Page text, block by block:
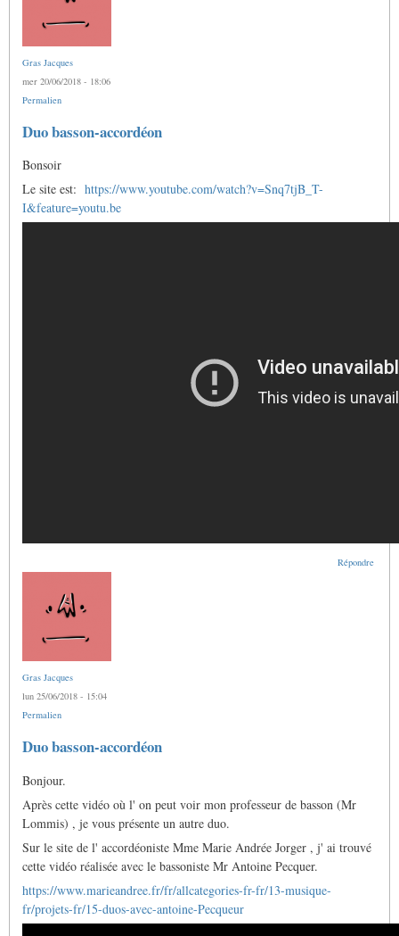
Gras Jacques
mer 20/06/2018 - 18:06
Permalien
Duo basson-accordéon
Bonsoir
Le site est: https://www.youtube.com/watch?v=Snq7tjB_T-
I&feature=youtu.be
Répondre
Gras Jacques
lun 25/06/2018 - 15:04
Permalien
Duo basson-accordéon
Bonjour.
Après cette vidéo où l' on peut voir mon professeur de basson (Mr
Lommis) , je vous présente un autre duo.
Sur le site de l' accordéoniste Mme Marie Andrée Jorger , j' ai trouvé
cette vidéo réalisée avec le bassoniste Mr Antoine Pecquer.
https://www.marieandree.fr/fr/allcategories-fr-fr/13-musique-
fr/projets-fr/15-duos-avec-antoine-Pecqueur